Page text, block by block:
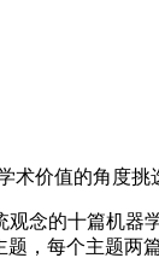
值的角度挑
的十篇机器
，每个主题两篇